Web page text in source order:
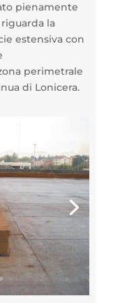
pienamente
la
estensiva con
perimetrale
di Lonicera.